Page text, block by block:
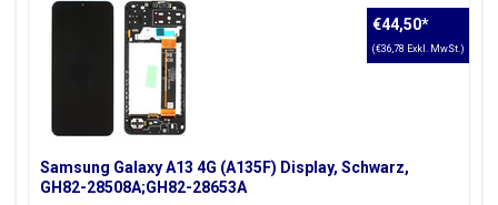
Samsung Galaxy A13 4G (A135F) Display, Schwarz,
GH82-28508A;GH82-28653A
€44,50*
(€36,78 Exkl. MwSt.)